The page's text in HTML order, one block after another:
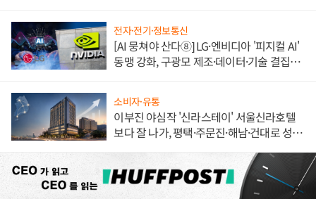
전자·전기·정보통신
[AI 뭉쳐야 산다⑧] LG·엔비디아 '피지컬 AI'
동맹 강화, 구광모 제조·데이터·기술 결집
소비자·유통
이부진 야심작 '신라스테이' 서울신라호텔
보다 잘 나가, 평택·주문진·해남·건대로 성